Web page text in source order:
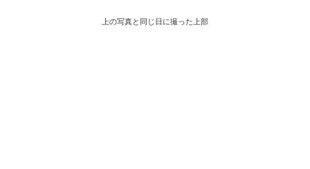
上の写真と同じ日に撮った上部